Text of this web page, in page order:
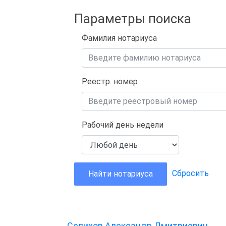
Параметры поиска
Фамилия нотариуса
Реестр. номер
Рабочий день недели
Найти нотариуса Сбросить